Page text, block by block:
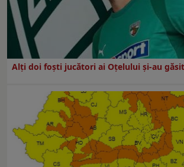
Alți doi foști jucători ai Oțelului și-au